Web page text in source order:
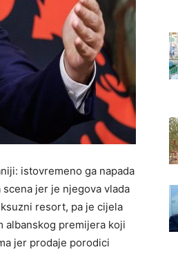
istovremeno ga napada
jer je njegova vlada
resort, pa je cijela
albanskog premijera koji
jer prodaje porodici